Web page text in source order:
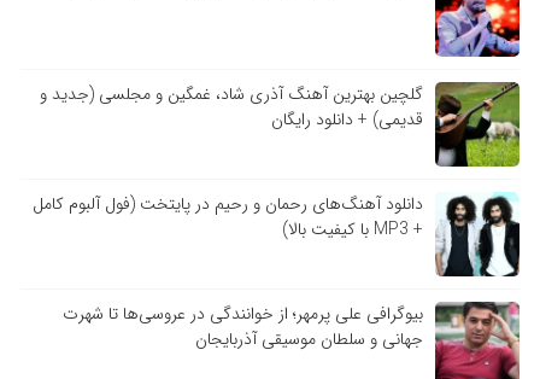
گلچین بهترین آهنگ آذری شاد، غمگین و مجلسی (جدید و
قدیمی) + دانلود رایگان
دانلود آهنگ‌های رحمان و رحیم در پایتخت (فول آلبوم کامل
+ MP3 با کیفیت بالا)
بیوگرافی علی پرمهر؛ از خوانندگی در عروسی‌ها تا شهرت
جهانی و سلطان موسیقی آذربایجان